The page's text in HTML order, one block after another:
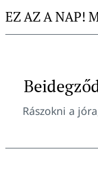
toEZ AZ A NAP!
Rászokni a